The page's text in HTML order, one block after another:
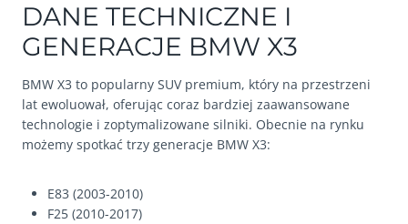
DANE TECHNICZNE I
GENERACJE BMW X3
BMW X3 to popularny SUV premium, który na przestrzeni
lat ewoluował, oferując coraz bardziej zaawansowane
technologie i zoptymalizowane silniki. Obecnie na rynku
możemy spotkać trzy generacje BMW X3:
E83 (2003-2010)
F25 (2010-2017)